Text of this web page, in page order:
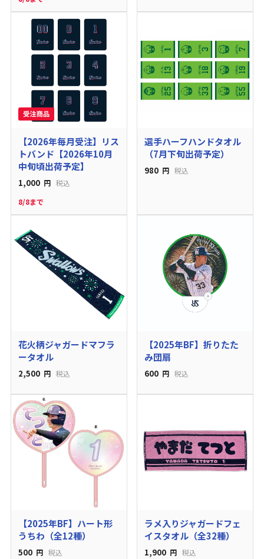
【2026年毎月受注】リス
トバンド【2026年10月
中旬頃出荷予定】
1,000 円 税込
8/8まで
選手ハーフハンドタオル
（7月下旬出荷予定）
980 円 税込
花火柄ジャガードマフラ
ータオル
2,500 円 税込
【2025年BF】折りたた
み団扇
600 円 税込
【2025年BF】ハート形
うちわ（全12種）
500 円 税込
ラメ入りジャガードフェ
イスタオル（全32種）
1,900 円 税込